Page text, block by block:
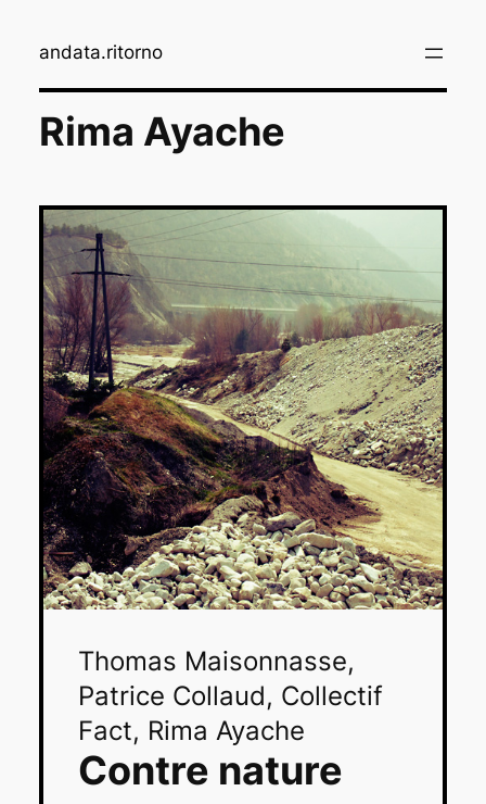
contenu
andata.ritorno
Rima Ayache
Thomas Maisonnasse,
Patrice Collaud, Collectif
Fact, Rima Ayache
Contre nature